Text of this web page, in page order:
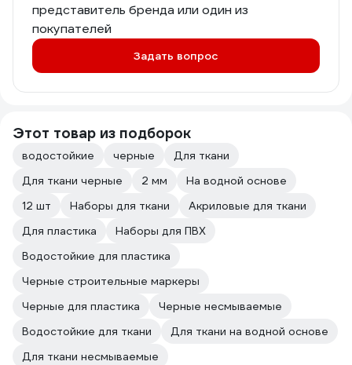
представитель бренда или один из
покупателей
Задать вопрос
Этот товар из подборок
водостойкие черные
Для ткани
Для ткани черные
2 мм
На водной основе
12 шт
Наборы для ткани
Акриловые для ткани
Для пластика
Наборы для ПВХ
Водостойкие для пластика
Черные строительные маркеры
Черные для пластика
Черные несмываемые
Водостойкие для ткани
Для ткани на водной основе
Для ткани несмываемые